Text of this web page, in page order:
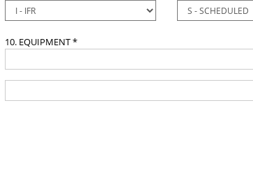
10. EQUIPMENT *